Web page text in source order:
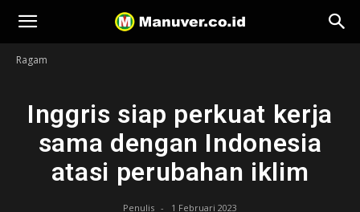
Manuver
Ragam
Inggris siap perkuat kerja
sama dengan Indonesia
atasi perubahan iklim
Penulis - 1 Februari 2023